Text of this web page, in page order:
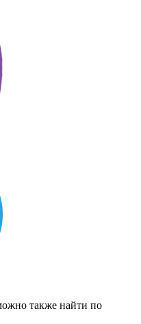
также найти по